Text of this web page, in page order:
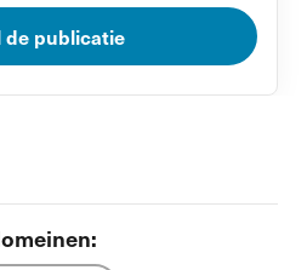
de publicatie